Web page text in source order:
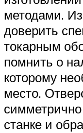
методами.
доверить
токарным
помнить о
которому
место.
станке и